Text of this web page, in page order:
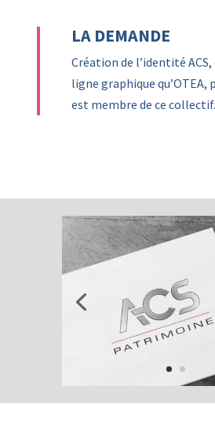
LA DEMANDE
Création de l’identité
ligne graphique qu’OTEA,
est membre de ce collectif.